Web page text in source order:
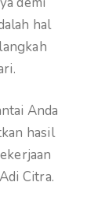
hal
Anda
hasil
Citra.